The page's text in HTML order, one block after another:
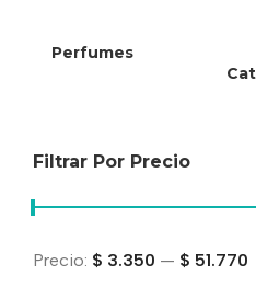
Perfumes
Filtrar Por Precio
Precio: $ 3.350 — $ 51.770